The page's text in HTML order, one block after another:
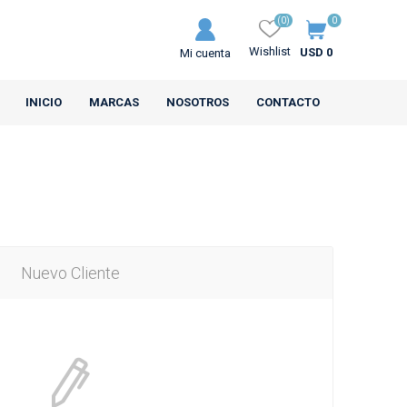
Mi cuenta Wishlist
(0) 0
USD 0
INICIO MARCAS NOSOTROS CONTACTO
Nuevo Cliente